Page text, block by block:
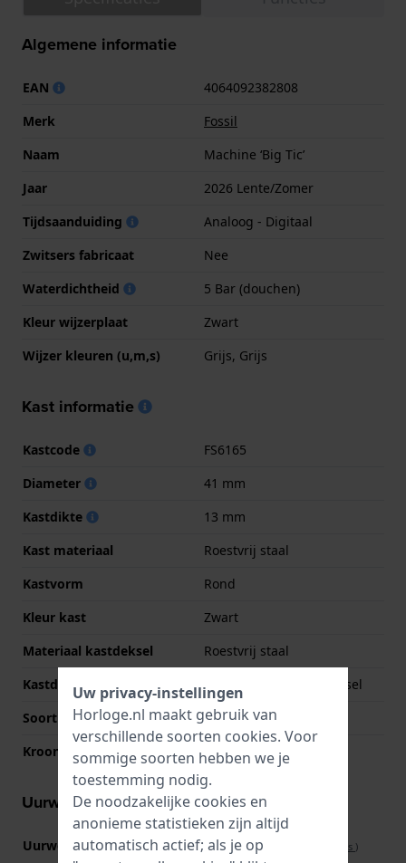
Algemene informatie
EAN
4064092382808
Merk
Fossil
Naam
Machine ‘Big Ticʼ
Jaar
2026 Lente/Zomer
Tijdsaanduiding
Analoog - Digitaal
Zwitsers fabricaat
Nee
Waterdichtheid
5 Bar (douchen)
Kleur wijzerplaat
Zwart
Wijzer kleuren (u,m,s)
Grijs, Grijs
Kast informatie
Kastcode
FS6165
Diameter
41 mm
Kastdikte
13 mm
Kast materiaal
Roestvrij staal
Kastvorm
Rond
Kleur kast
Zwart
Materiaal kastdeksel
Roestvrij staal
Kastdeksel
Geschroefde achterdeksel
Soort glas
Mineraal
Kroon
Trek kroon
Uurwerk informatie
Uurwerk nr. QFO-021( Bekijk specificaties )
Uw privacy-instellingen
Horloge.nl maakt gebruik van
verschillende soorten cookies. Voor
sommige soorten hebben we je
toestemming nodig.
De noodzakelijke cookies en
anonieme statistieken zijn altijd
automatisch actief; als je op